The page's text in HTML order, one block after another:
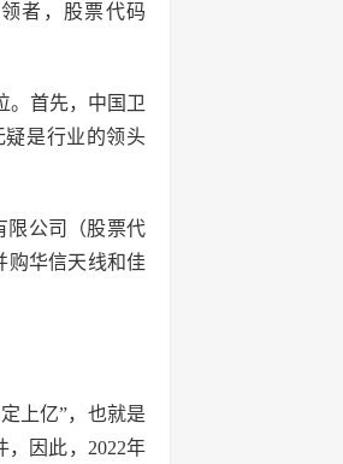
者，股票代码
。首先，中国卫
疑是行业的领头
限公司（股票代
购华信天线和佳
上亿”，也就是
因此，2022年